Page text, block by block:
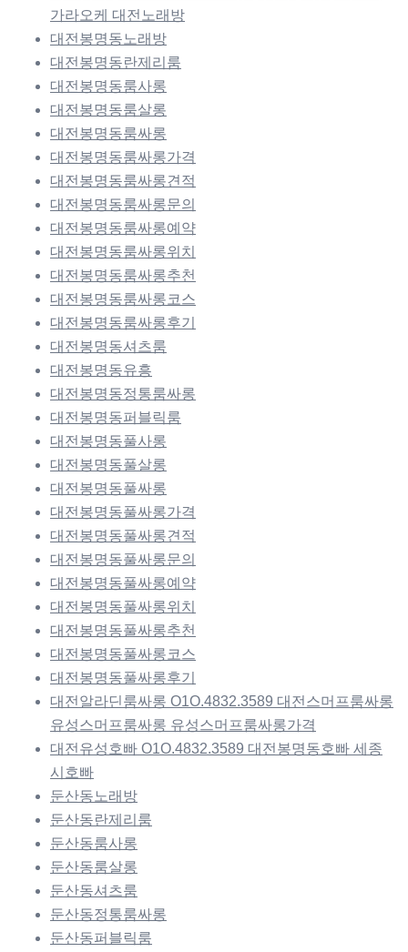
가라오케 대전노래방
대전봉명동노래방
대전봉명동란제리룸
대전봉명동룸사롱
대전봉명동룸살롱
대전봉명동룸싸롱
대전봉명동룸싸롱가격
대전봉명동룸싸롱견적
대전봉명동룸싸롱문의
대전봉명동룸싸롱예약
대전봉명동룸싸롱위치
대전봉명동룸싸롱추천
대전봉명동룸싸롱코스
대전봉명동룸싸롱후기
대전봉명동셔츠룸
대전봉명동유흥
대전봉명동정통룸싸롱
대전봉명동퍼블릭룸
대전봉명동풀사롱
대전봉명동풀살롱
대전봉명동풀싸롱
대전봉명동풀싸롱가격
대전봉명동풀싸롱견적
대전봉명동풀싸롱문의
대전봉명동풀싸롱예약
대전봉명동풀싸롱위치
대전봉명동풀싸롱추천
대전봉명동풀싸롱코스
대전봉명동풀싸롱후기
대전알라딘룸싸롱 O1O.4832.3589 대전스머프룸싸롱
유성스머프룸싸롱 유성스머프룸싸롱가격
대전유성호빠 O1O.4832.3589 대전봉명동호빠 세종
시호빠
둔산동노래방
둔산동란제리룸
둔산동룸사롱
둔산동룸살롱
둔산동셔츠룸
둔산동정통룸싸롱
둔산동퍼블릭룸